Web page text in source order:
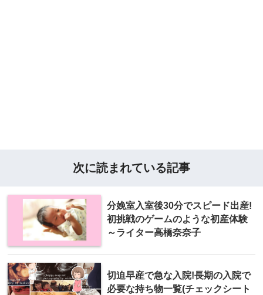
次に読まれている記事
分娩室入室後30分でスピード出産!
初挑戦のゲームのような初産体験
～ライター高橋奈奈子
切迫早産で急な入院!長期の入院で
必要な持ち物一覧(チェックシート